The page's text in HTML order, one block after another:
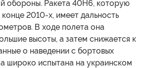
обороны. Ракета 40Н6, которую
конце 2010-х, имеет дальность
В ходе полета она
высоты, а затем снижается к
о наведении с бортовых
широко испытана на украинском